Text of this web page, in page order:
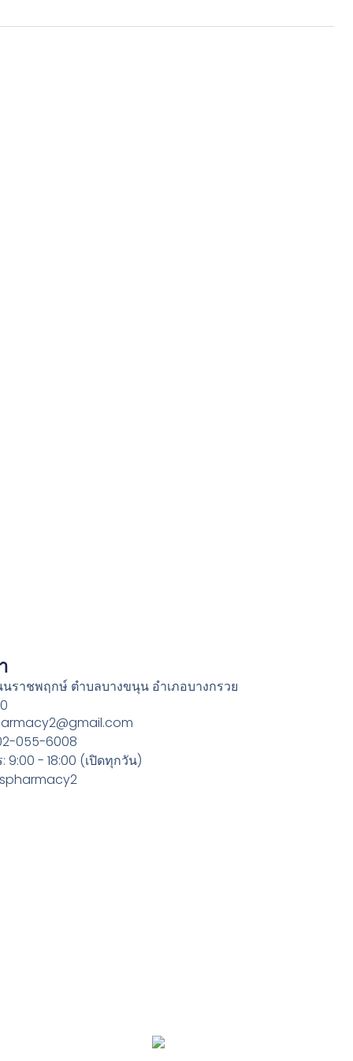
นราชพฤกษ์ ตำบลบางขนุน อำเภอบางกรวย
055-6008
9:00 - 18:00 (เปิดทุกวัน)